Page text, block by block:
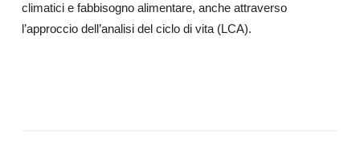
climatici e fabbisogno alimentare, anche attraverso
l’approccio dell’analisi del ciclo di vita (LCA).